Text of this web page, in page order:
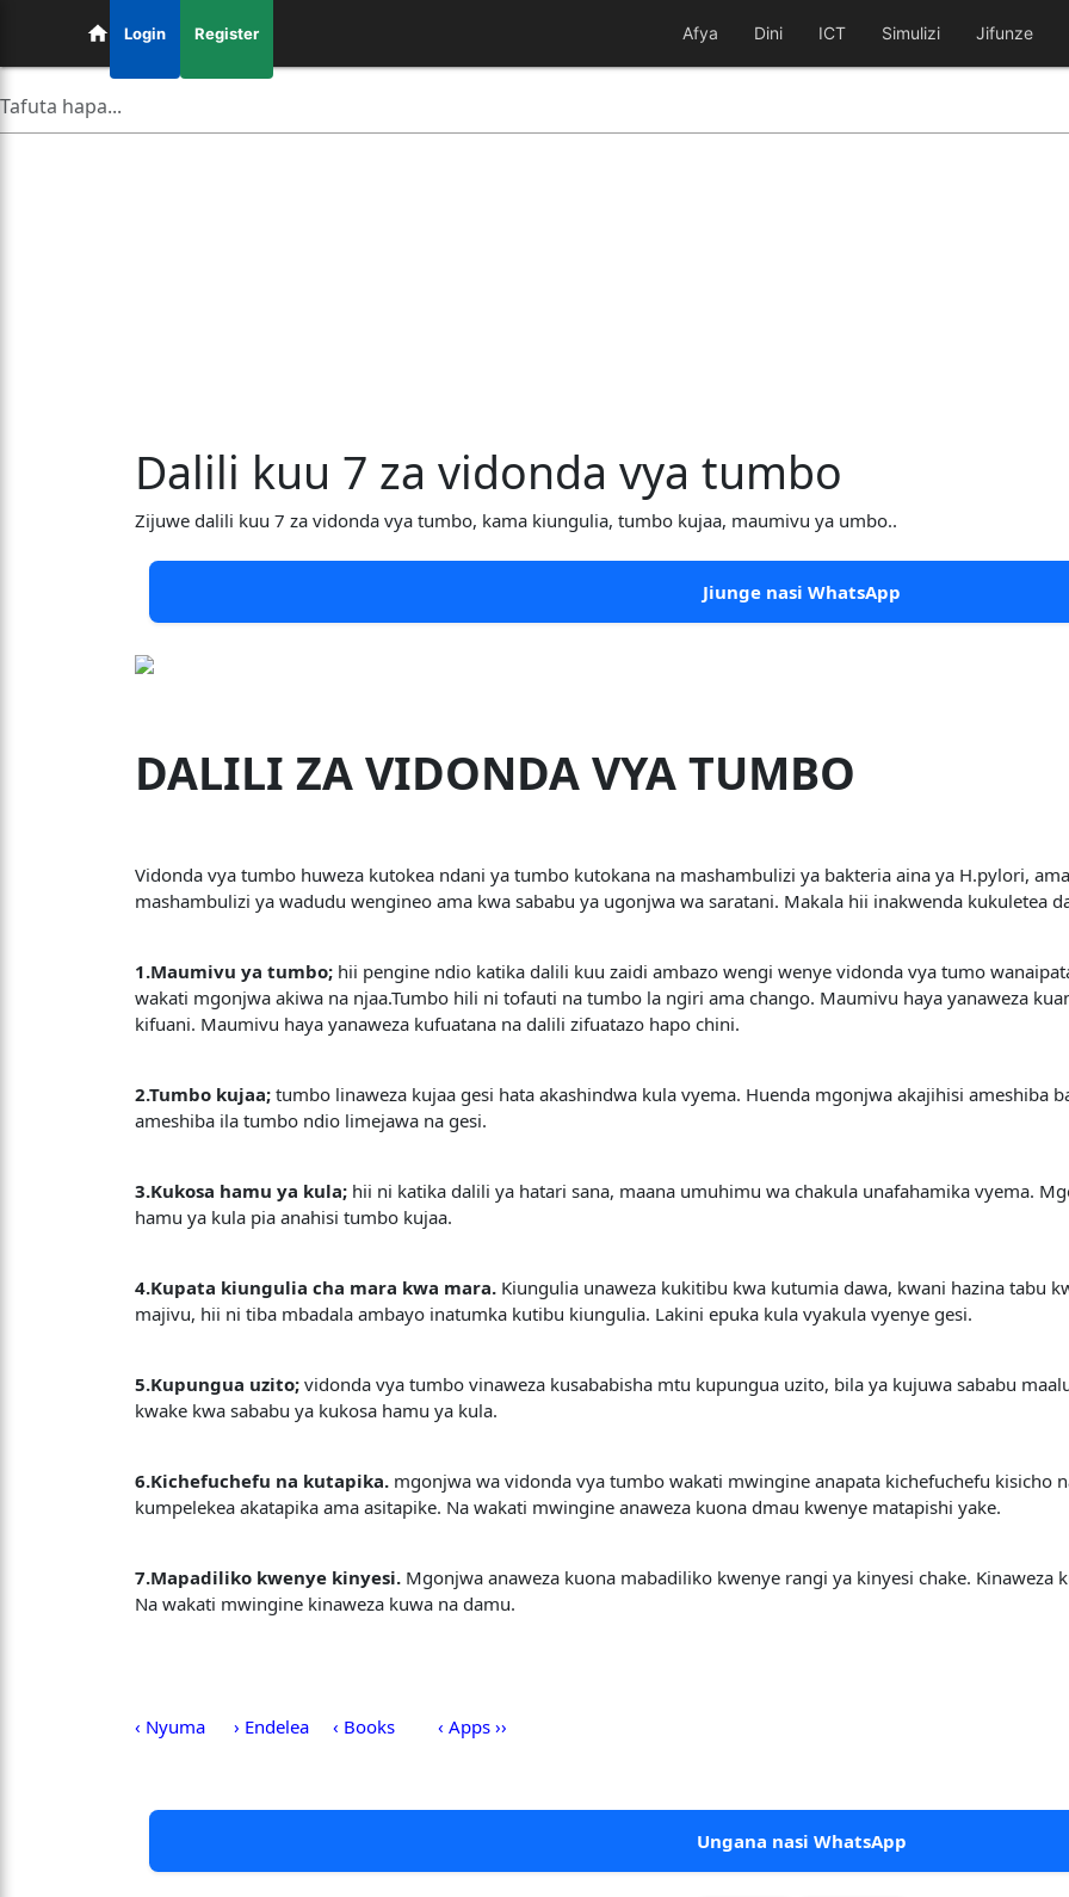
Login Register Afya Dini ICT Simulizi Jifunze
Dalili kuu 7 za vidonda vya tumbo
Zijuwe dalili kuu 7 za vidonda vya tumbo, kama kiungulia, tumbo kujaa, maumivu ya umbo..
Jiunge nasi WhatsApp
DALILI ZA VIDONDA VYA TUMBO
Vidonda vya tumbo huweza kutokea ndani ya tumbo kutokana na mashambulizi ya bakteria aina ya H.pylori,
mashambulizi ya wadudu wengineo ama kwa sababu ya ugonjwa wa saratani. Makala hii inakwenda kukuletea
1.Maumivu ya tumbo; hii pengine ndio katika dalili kuu zaidi ambazo wengi wenye vidonda vya tumo
wakati mgonjwa akiwa na njaa.Tumbo hili ni tofauti na tumbo la ngiri ama chango. Maumivu haya yanaweza
kifuani. Maumivu haya yanaweza kufuatana na dalili zifuatazo hapo chini.
2.Tumbo kujaa; tumbo linaweza kujaa gesi hata akashindwa kula vyema. Huenda mgonjwa akajihisi ameshiba
ameshiba ila tumbo ndio limejawa na gesi.
3.Kukosa hamu ya kula; hii ni katika dalili ya hatari sana, maana umuhimu wa chakula unafahamika vyema.
hamu ya kula pia anahisi tumbo kujaa.
4.Kupata kiungulia cha mara kwa mara. Kiungulia unaweza kukitibu kwa kutumia dawa, kwani hazina tabu
majivu, hii ni tiba mbadala ambayo inatumka kutibu kiungulia. Lakini epuka kula vyakula vyenye gesi.
5.Kupungua uzito; vidonda vya tumbo vinaweza kusababisha mtu kupungua uzito, bila ya kujuwa sababu
kwake kwa sababu ya kukosa hamu ya kula.
6.Kichefuchefu na kutapika. mgonjwa wa vidonda vya tumbo wakati mwingine anapata kichefuchefu kisicho
kumpelekea akatapika ama asitapike. Na wakati mwingine anaweza kuona dmau kwenye matapishi yake.
7.Mapadiliko kwenye kinyesi. Mgonjwa anaweza kuona mabadiliko kwenye rangi ya kinyesi chake. Kinaweza
Na wakati mwingine kinaweza kuwa na damu.
‹ Nyuma › Endelea ‹ Books ‹ Apps ››
Ungana nasi WhatsApp